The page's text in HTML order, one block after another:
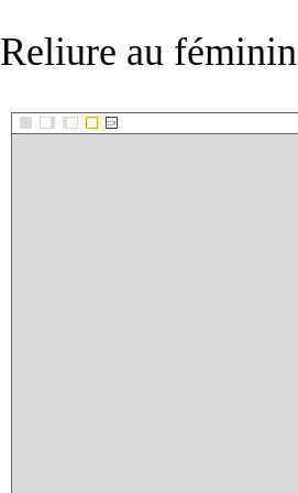
Reliure au féminin
::>